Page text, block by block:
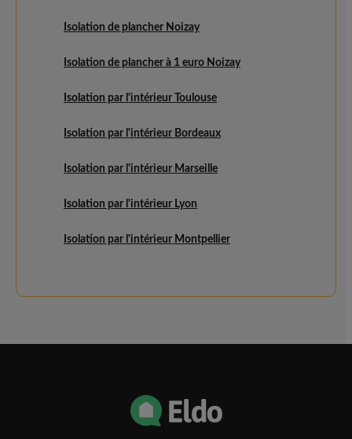
Isolation de plancher Noizay
Isolation de plancher à 1 euro Noizay
Isolation par l'intérieur Toulouse
Isolation par l'intérieur Bordeaux
Isolation par l'intérieur Marseille
Isolation par l'intérieur Lyon
Isolation par l'intérieur Montpellier